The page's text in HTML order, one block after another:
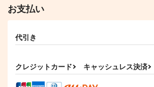
お支払い
代引き
クレジットカード キャッシュレス決済